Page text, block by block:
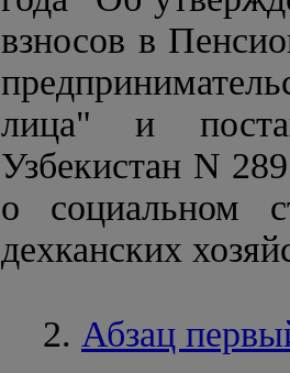
взносов в
лица" и
Узбекистан N
о социальном
дехканских
2. Абзац